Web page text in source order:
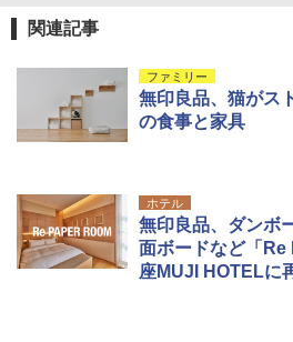
関連記事
ファミリー
無印良品、猫がス
の食事と家具
ホテル
無印良品、ダンボ
面ボードなど「Re
座MUJI HOTELに